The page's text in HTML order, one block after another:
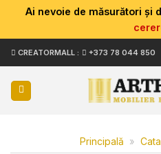
Ai nevoie de măsurători și
CREATORMALL : +373 78 044 850
Principală »